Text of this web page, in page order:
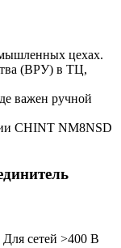
цехах.
(ВРУ) в ТЦ,
важен ручной
CHINT NM8NSD
сетей >400 В